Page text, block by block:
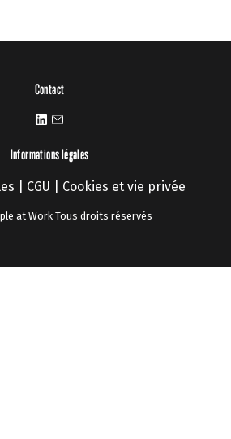
Contact
Informations légales
CGU Cookies et vie privée
at Work Tous droits réservés